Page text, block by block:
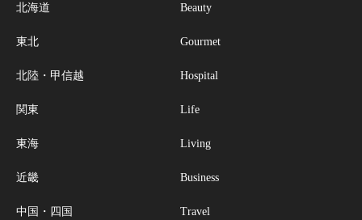
北海道
東北
北陸・甲信越
関東
東海
近畿
中国・四国
Beauty
Gourmet
Hospital
Life
Living
Business
Travel